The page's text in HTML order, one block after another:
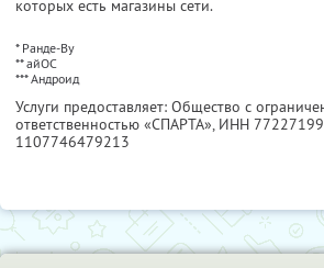
которых есть магазины сети.
* Ранде-Ву
** айОС
*** Андроид
Услуги предоставляет: Общество с
ответственностью «СПАРТА», ИНН
1107746479213